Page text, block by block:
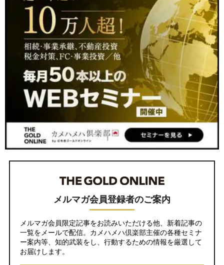
メルマガ会員登録者のご案内
メルマガ会員限定記事をお読みいただける他、新着記事の
一覧をメールで配信。カメハメハ倶楽部主催の各種セミナ
ー案内等、知的武装をし、行動するための情報を厳選して
お届けします。